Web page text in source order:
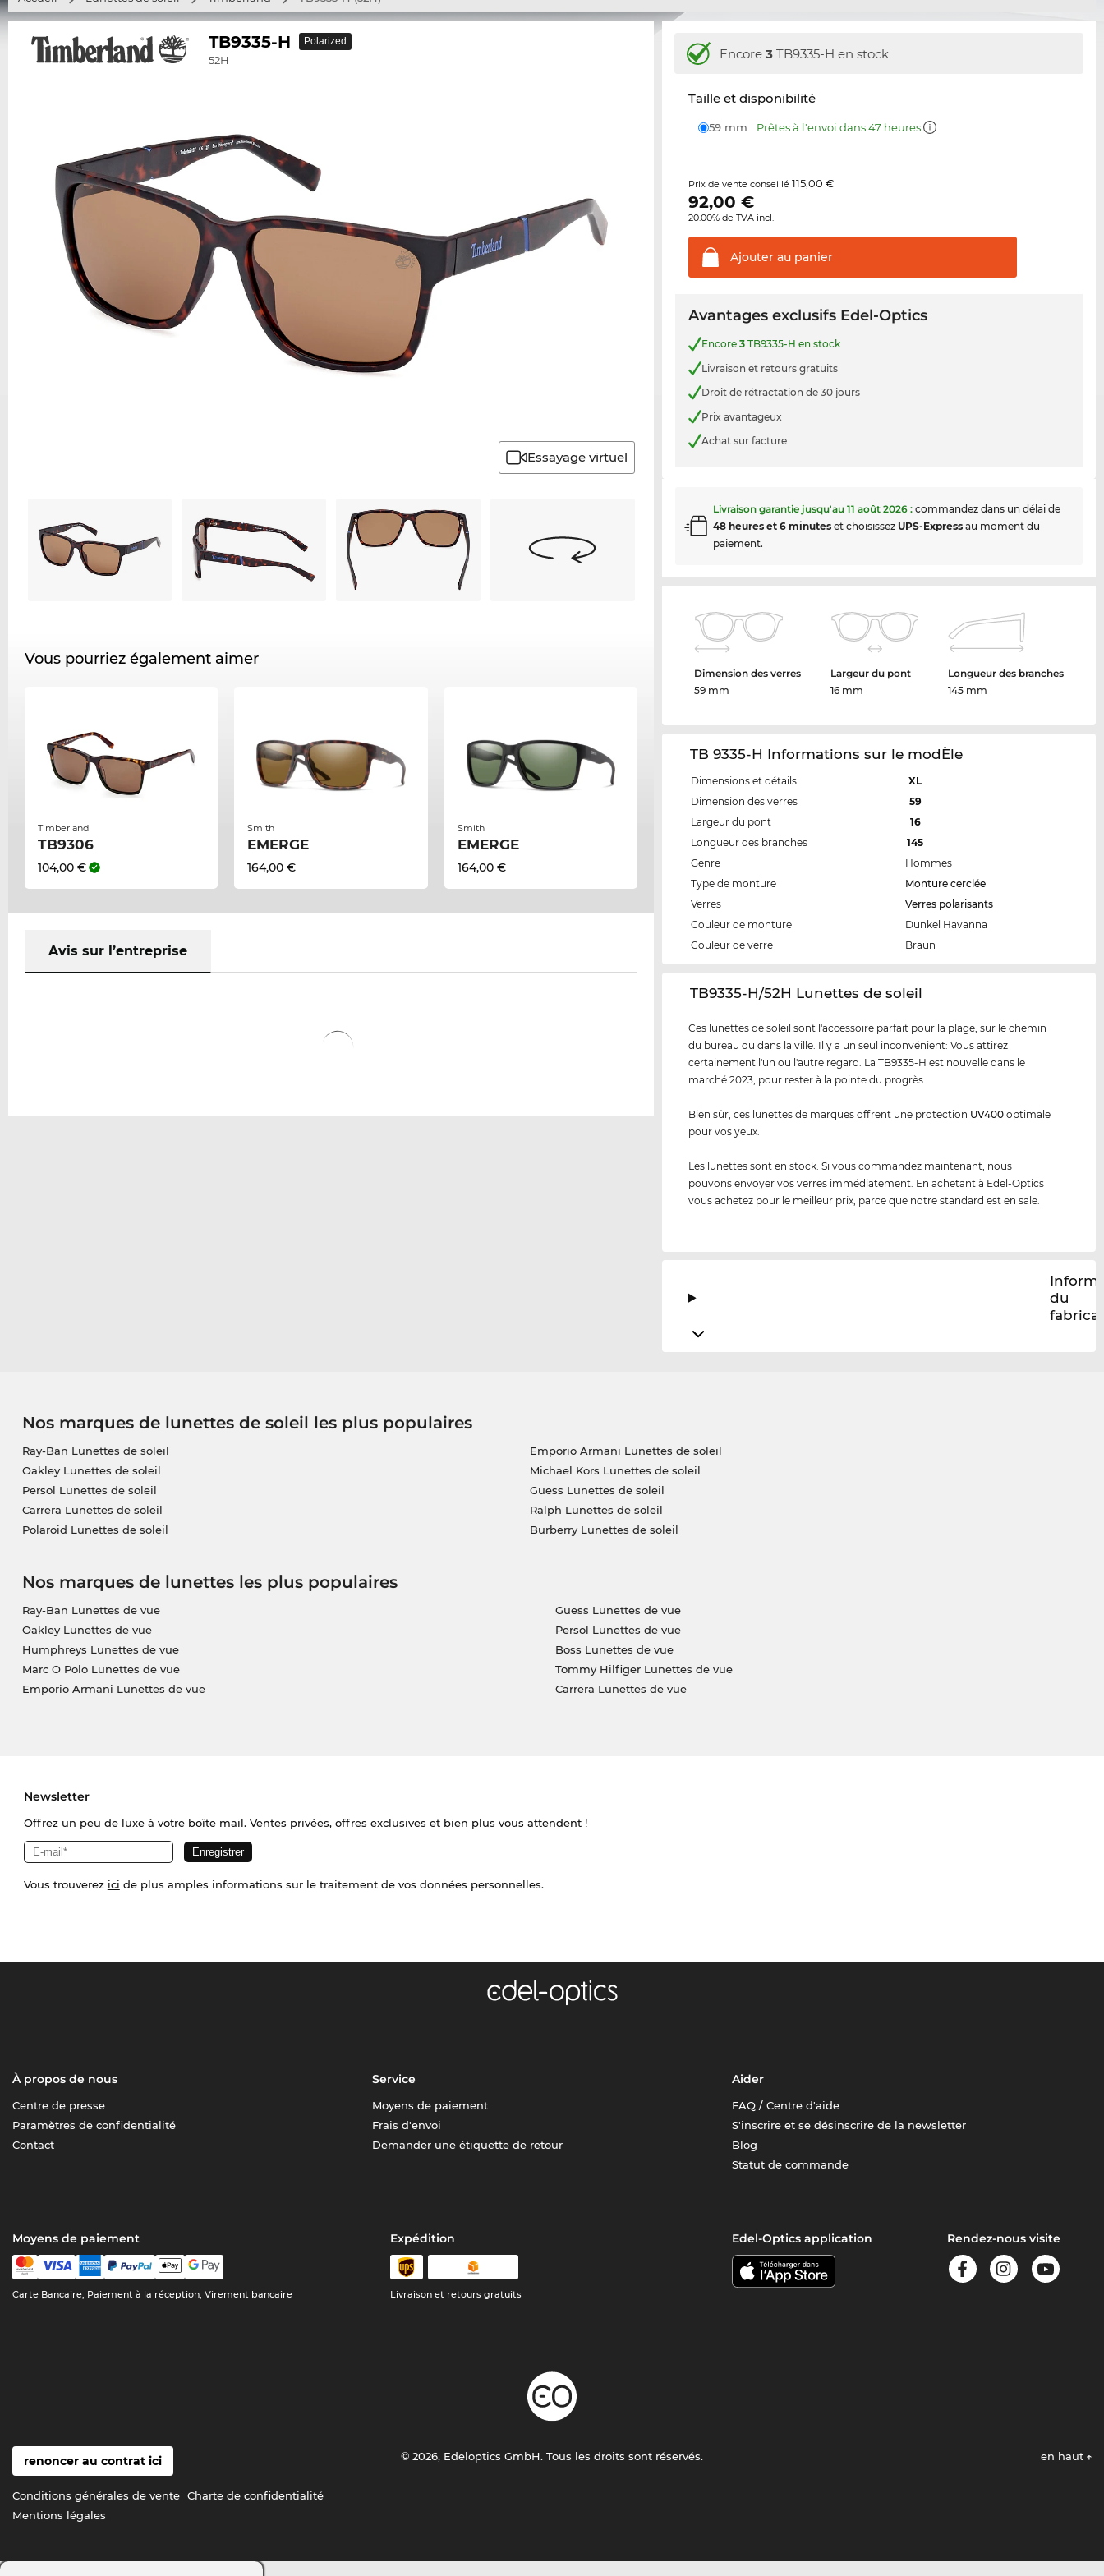
TB9335-H
52H
Polarized
Essayage virtuel
Vous pourriez également aimer
Timberland
TB9306
104,00 €
Smith
EMERGE
164,00 €
Smith
EMERGE
164,00 €
Avis sur l’entreprise
Encore3 TB9335-H en stock
Taille et disponibilité
59 mm Prêtes à l'envoi dans 47 heures
Prix de vente conseillé115,00 €
92,00 €
20.00% de TVA incl.
Ajouter au panier
Avantages exclusifs Edel-Optics
Encore3 TB9335-H en stock
Livraison et retours gratuits
Droit de rétractation de 30 jours
Prix avantageux
Achat sur facture
Livraison garantie jusqu'au11 août 2026 : commandez dans un délai de
48 heures et 6 minutes et choisissez UPS-Express au moment du
paiement.
Dimension des verres
59 mm
Largeur du pont
16 mm
Longueur des branches
145 mm
TB 9335-H Informations sur le modÈle
Dimensions et détails
XL
Dimension des verres
59
Largeur du pont
16
Longueur des branches
145
Genre
Hommes
Type de monture
Monture cerclée
Verres
Verres polarisants
Couleur de monture
Dunkel Havanna
Couleur de verre
Braun
‌TB9335-H/52H Lunettes de soleil
Ces lunettes de soleil sont l'accessoire parfait pour la plage, sur le chemin
du bureau ou dans la ville. Il y a un seul inconvénient: Vous attirez
certainement l'un ou l'autre regard. La TB9335-H est nouvelle dans le
marché 2023, pour rester à la pointe du progrès.
Bien sûr, ces lunettes de marques offrent une protection UV400 optimale
pour vos yeux.
Les lunettes sont en stock. Si vous commandez maintenant, nous
pouvons envoyer vos verres immédiatement. En achetant à Edel-Optics
vous achetez pour le meilleur prix, parce que notre standard est en sale.
du
Nos marques de lunettes de soleil les plus populaires
Ray-Ban Lunettes de soleil
Oakley Lunettes de soleil
Persol Lunettes de soleil
Carrera Lunettes de soleil
Polaroid Lunettes de soleil
Emporio Armani Lunettes de soleil
Michael Kors Lunettes de soleil
Guess Lunettes de soleil
Ralph Lunettes de soleil
Burberry Lunettes de soleil
Nos marques de lunettes les plus populaires
Ray-Ban Lunettes de vue
Oakley Lunettes de vue
Humphreys Lunettes de vue
Marc O Polo Lunettes de vue
Emporio Armani Lunettes de vue
Guess Lunettes de vue
Persol Lunettes de vue
Boss Lunettes de vue
Tommy Hilfiger Lunettes de vue
Carrera Lunettes de vue
Newsletter
Offrez un peu de luxe à votre boîte mail. Ventes privées, offres exclusives et bien plus vous attendent !
Vous trouverez ici de plus amples informations sur le traitement de vos données personnelles.
À propos de nous
Centre de presse
Paramètres de confidentialité
Contact
Service
Moyens de paiement
Frais d'envoi
Demander une étiquette de retour
Aider
FAQ / Centre d'aide
S'inscrire et se désinscrire de la newsletter
Blog
Statut de commande
Moyens de paiement
Carte Bancaire, Paiement à la réception, Virement bancaire
Expédition
Livraison et retours gratuits
Edel-Optics application Rendez-nous visite
renoncer au contrat ici
Conditions générales de vente Charte de confidentialité
Mentions légales
© 2026, Edeloptics GmbH. Tous les droits sont réservés. en haut